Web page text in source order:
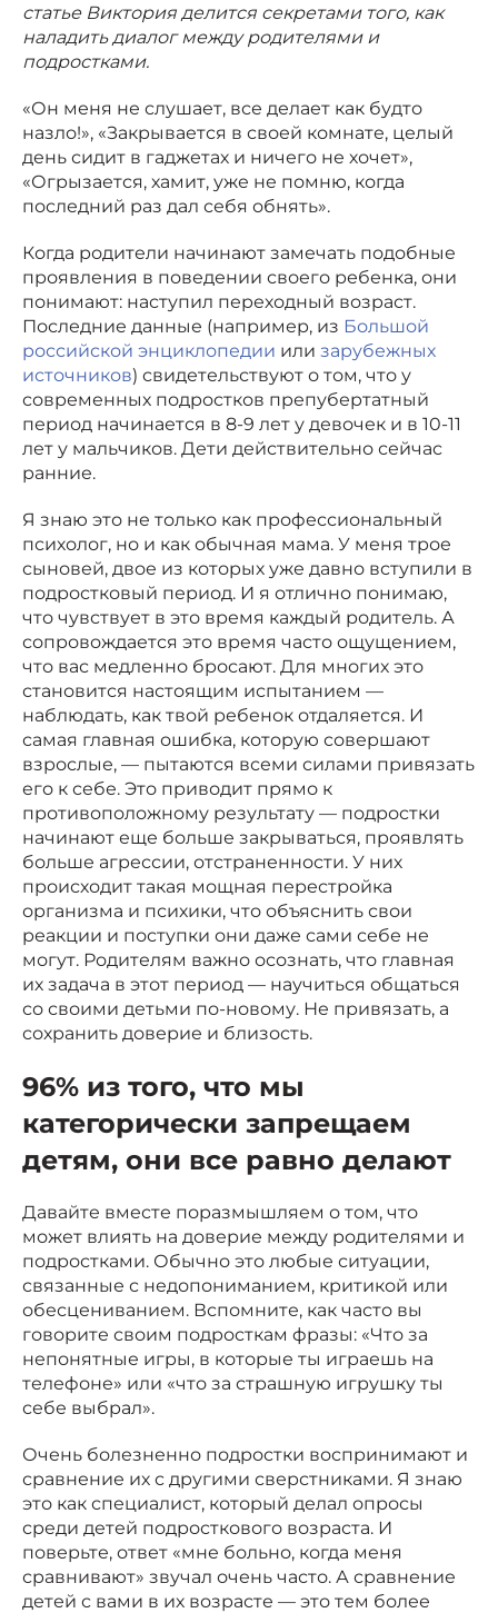
статье Виктория делится секретами того, как
наладить диалог между родителями и
подростками.
«Он меня не слушает, все делает как будто
назло!», «Закрывается в своей комнате, целый
день сидит в гаджетах и ничего не хочет»,
«Огрызается, хамит, уже не помню, когда
последний раз дал себя обнять».
Когда родители начинают замечать подобные
проявления в поведении своего ребенка, они
понимают: наступил переходный возраст.
Последние данные (например, из Большой
российской энциклопедии или зарубежных
источников) свидетельствуют о том, что у
современных подростков препубертатный
период начинается в 8-9 лет у девочек и в 10-11
лет у мальчиков. Дети действительно сейчас
ранние.
Я знаю это не только как профессиональный
психолог, но и как обычная мама. У меня трое
сыновей, двое из которых уже давно вступили в
подростковый период. И я отлично понимаю,
что чувствует в это время каждый родитель. А
сопровождается это время часто ощущением,
что вас медленно бросают. Для многих это
становится настоящим испытанием —
наблюдать, как твой ребенок отдаляется. И
самая главная ошибка, которую совершают
взрослые, — пытаются всеми силами привязать
его к себе. Это приводит прямо к
противоположному результату — подростки
начинают еще больше закрываться, проявлять
больше агрессии, отстраненности. У них
происходит такая мощная перестройка
организма и психики, что объяснить свои
реакции и поступки они даже сами себе не
могут. Родителям важно осознать, что главная
их задача в этот период — научиться общаться
со своими детьми по-новому. Не привязать, а
сохранить доверие и близость.
96% из того, что мы
категорически запрещаем
детям, они все равно делают
Давайте вместе поразмышляем о том, что
может влиять на доверие между родителями и
подростками. Обычно это любые ситуации,
связанные с недопониманием, критикой или
обесцениванием. Вспомните, как часто вы
говорите своим подросткам фразы: «Что за
непонятные игры, в которые ты играешь на
телефоне» или «что за страшную игрушку ты
себе выбрал».
Очень болезненно подростки воспринимают и
сравнение их с другими сверстниками. Я знаю
это как специалист, который делал опросы
среди детей подросткового возраста. И
поверьте, ответ «мне больно, когда меня
сравнивают» звучал очень часто. А сравнение
детей с вами в их возрасте — это тем более